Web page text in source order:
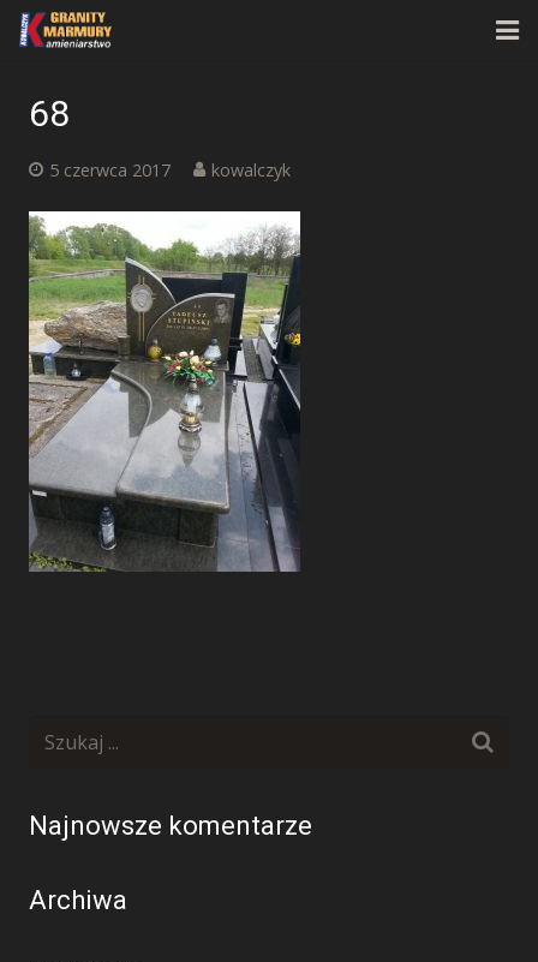
Realizacje
Kontakt
68
5 czerwca 2017 kowalczyk
Najnowsze komentarze
Archiwa